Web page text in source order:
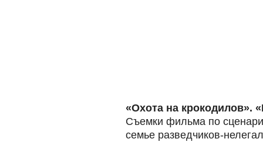
«Охота на крокодилов».
Съемки фильма по
семье разведчиков-